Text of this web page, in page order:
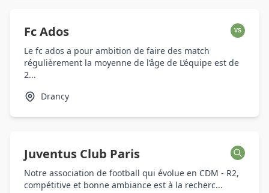
Fc Ados VS
Le fc ados a pour ambition de faire des match
régulièrement la moyenne de l’âge de L’équipe est de
2...
Drancy
Juventus Club Paris
Notre association de football qui évolue en CDM - R2,
compétitive et bonne ambiance est à la recherc...